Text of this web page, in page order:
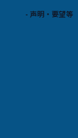
- 声明・要望等